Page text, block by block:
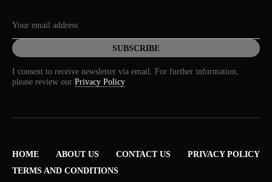
I consent to receive newsletter via email. For further information,
please review our Privacy Policy
HOME ABOUT US CONTACT US
PRIVACY POLICY
TERMS AND CONDITIONS